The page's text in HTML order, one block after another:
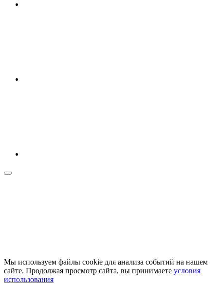
Мы используем файлы cookie для анализа событий на нашем
сайте. Продолжая просмотр сайта, вы принимаете условия
использования